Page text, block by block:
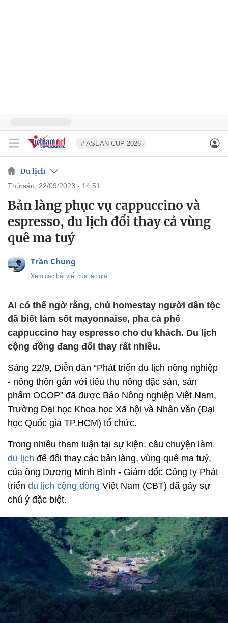
# ASEAN CUP 2026
Du lịch
thứ sáu, 22/09/2023 - 14:51
Bản làng phục vụ cappuccino và
espresso, du lịch đổi thay cả vùng
quê ma tuý
Trần Chung
Xem các bài viết của tác giả
Ai có thể ngờ rằng, chủ homestay người dân tộc
đã biết làm sốt mayonnaise, pha cà phê
cappuccino hay espresso cho du khách. Du lịch
cộng đồng đang đổi thay rất nhiều.
Sáng 22/9, Diễn đàn “Phát triển du lịch nông nghiệp
- nông thôn gắn với tiêu thụ nông đặc sản, sản
phẩm OCOP” đã được Báo Nông nghiệp Việt Nam,
Trường Đại học Khoa học Xã hội và Nhân văn (Đại
học Quốc gia TP.HCM) tổ chức.
Trong nhiều tham luận tại sự kiện, câu chuyện làm
du lịch để đổi thay các bản làng, vùng quê ma tuý,
của ông Dương Minh Bình - Giám đốc Công ty Phát
triển du lịch cộng đồng Việt Nam (CBT) đã gây sự
chú ý đặc biệt.